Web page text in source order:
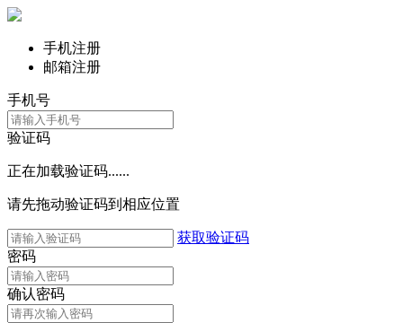
手机注册
邮箱注册
手机号
验证码
正在加载验证码......
请先拖动验证码到相应位置
获取验证码
密码
确认密码